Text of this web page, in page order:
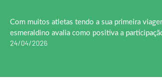
Com muitos atletas tendo a sua primeira
esmeraldino avalia como positiva a
24/04/2026